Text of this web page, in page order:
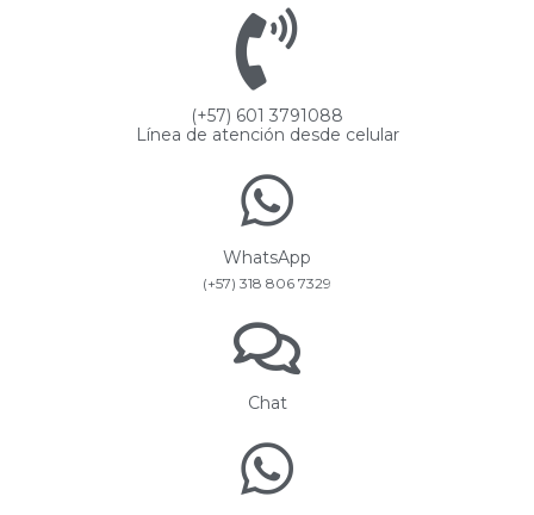
(+57) 601 3791088
Línea de atención desde celular
WhatsApp
(+57) 318 806 7329
Chat